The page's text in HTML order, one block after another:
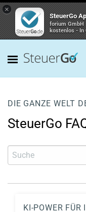
×
SteuerGo
forium GmbH
kostenlos - In
DIE GANZE WELT
SteuerGo
KI-POWER FÜR